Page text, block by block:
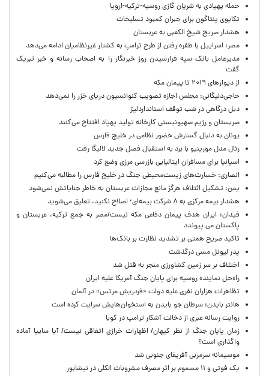
حمله پهپادی به شریان گازی روسیه-ترکیه-اروپا
تکاپوی پنتاگون برای جبران کمبود تسلیحات
هشدار صریح شیخ الکعبی به عربستان
مصر: اسراییل با طفره رفتن از طرح ترامپ به کشتار غیرنظامیان ادامه می‌دهد
مدیرعامل بانک سپه فرارسیدن روز خبرنگار را به اصحاب رسانه و خبر تبریک
گفت
از دیوارهای ۲۰۱۹ تا پیمان مکه
حاجی‌دلیگانی: مجلس اجازه تصویب کنوانسیون دریای خزر را نمی‌دهد
دبل درگاهی در شب توقف استانداردلیژ
صربستان و رژیم صهیونیستی کارخانه تولید پهپاد افتتاح می‌کنند
یونان به دنبال گسترش حضور نظامی در خلیج فارس
رئال مدل مورینیو با برد به استقبال فصل جدید لالیگا رفت
اسپانیا برای مسافران ایتالیایی بازرسی مرزی وضع کرد
انصاری: خسارت‌های زیست‌محیطی جنگ در خلیج فارس را مطالبه‌ می‌کنیم
یمن: تشکیل ائتلاف هرگز مانع مجازات عربستان به خاطر جنایاتش نمی‌شود
هشدار بیمه مرکزی به ۸ شرکت بیمه‌ای؛ اصلاح نکنید، تعلیق می‌شوید
فیدان: ایران هدف پیمان دفاعی مکه نیست/مصر به جمع ترکیه، عربستان و
پاکستان می پیوندد
تاکید صریح همتی بر تشدید نظارت بر بانک‌ها
پدر لیونل مسی درگذشت
اختلاف بر سر زمین کشاورزی منجر به قتل شد
راه‌حل نماینده روسیه برای پایان جنگ آمریکا علیه ایران
تظاهرات هزاران نفری علیه دولت «فردریش مرتس» در آلمان
هانتر بایدن: سرطان جو بایدن به استخوان‌هایش سرایت کرده است
روایت رسانه عبری از دخالت آشکار ترامپ در کوبا
زمان پایان جنگ از نظر کیهان/ اظهارات خرازی اتفاقی نیست/ آیا سایپا آماده
واگذاری است؟
موسیمانه سرمربی آفریقای جنوبی شد
یک فوتی و ۱۱ مسموم بر اثر مصرف مشروبات الکلی در نیشابور